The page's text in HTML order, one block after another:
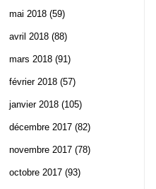
mai 2018 (59)
avril 2018 (88)
mars 2018 (91)
février 2018 (57)
janvier 2018 (105)
décembre 2017 (82)
novembre 2017 (78)
octobre 2017 (93)